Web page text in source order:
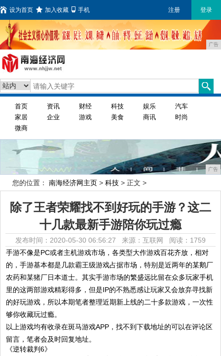
设为首页 加入收藏 手机 注册 登录
广告
首页 资讯 财经 科技 娱乐
汽车
家居
企业 游戏 美食 商讯
时尚
微商
广告
您的位置： 南海经济网主页 > 科技 > 正文 >
除了王者荣耀找不到好玩的手游？这二
十几款最新手游陪你玩过瘾
发布时间：2020-05-30 06:56:27 来源：互联网 阅读：1759
手游不像是PC或者主机游戏市场，各类型大作游戏百花齐放，相对
的，手游基本都是几款霸王级游戏占据市场，特别是近两年的某鹅厂
农药和某猪厂日本道士。其实手游市场的繁盛远比留在众多玩家手机
里的这两部游戏精彩得多，但是IP的不熟悉感让玩家又会放弃寻找新
的好玩游戏，所以本期笔者整理近期新上线的二十多款游戏，一次性
够你收藏玩过瘾。
以上游戏均有收录在斑马游戏APP，找不到下载地址的可以在评论区
留言，笔者会及时回复地址。
《逆转裁判6》